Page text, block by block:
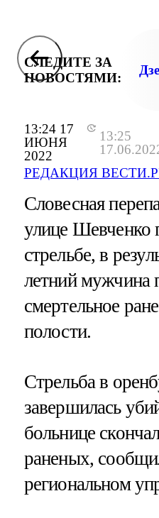
13:24 17
ИЮНЯ
2022
13:25
РЕДАКЦИЯ
СЛЕДИТЕ ЗА
НОВОСТЯМИ:
Словесная
улице Шевченко
стрельбе, в
летний мужчина
смертельное
полости.
Стрельба в
завершилась
больнице
раненых,
региональном